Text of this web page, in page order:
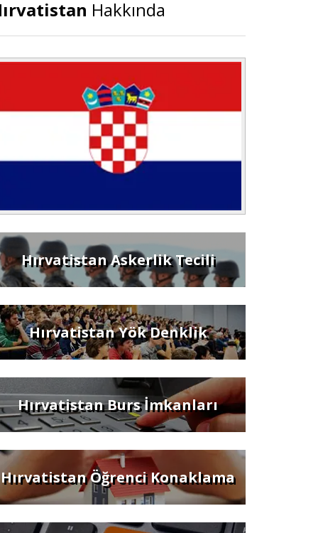
Hakkında
Hırvatistan Askerlik Tecili
Hırvatistan Yök Denklik
Hırvatistan Burs İmkanları
Hırvatistan Öğrenci Konaklama